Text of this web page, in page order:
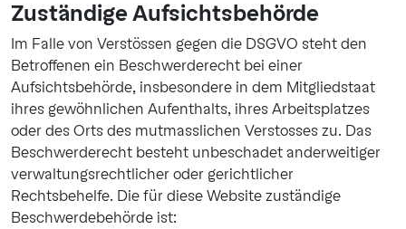
Zuständige Aufsichtsbehörde
Im Falle von Verstössen gegen die DSGVO steht den
Betroffenen ein Beschwerderecht bei einer
Aufsichtsbehörde, insbesondere in dem Mitgliedstaat
ihres gewöhnlichen Aufenthalts, ihres Arbeitsplatzes
oder des Orts des mutmasslichen Verstosses zu. Das
Beschwerderecht besteht unbeschadet anderweitiger
verwaltungsrechtlicher oder gerichtlicher
Rechtsbehelfe. Die für diese Website zuständige
Beschwerdebehörde ist: